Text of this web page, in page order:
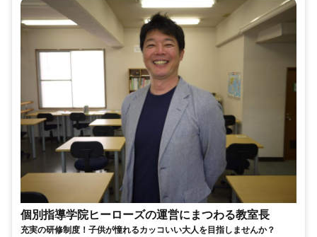
個別指導学院ヒーローズの運営にまつわる教室長
充実の研修制度！子供が憧れるカッコいい大人を目指しませんか？